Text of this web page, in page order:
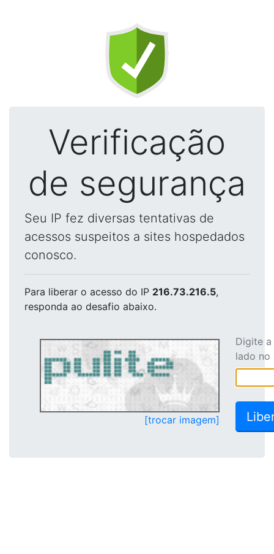
Verificação
de segurança
Seu IP fez diversas tentativas de
acessos suspeitos a sites hospedados
conosco.
Para liberar o acesso do IP 216.73.216.5,
responda ao desafio abaixo.
[trocar imagem]
Digite
lado no